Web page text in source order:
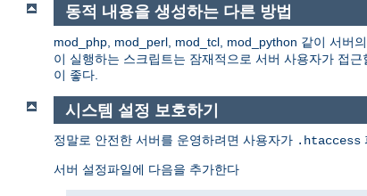
동적 내용을 생성하는 다른 방법
mod_php, mod_perl, mod_tcl, mod_python 같이 서버
이 실행하는 스크립트는 잠재적으로 서버 사용자가 접
이 좋다.
시스템 설정 보호하기
정말로 안전한 서버를 운영하려면 사용자가 .htaccess
서버 설정파일에 다음을 추가한다